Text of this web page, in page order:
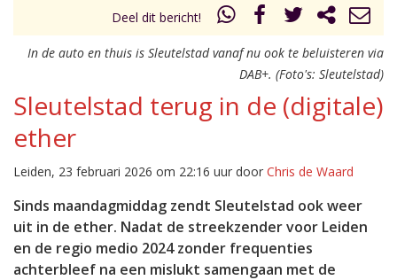
Deel dit bericht!
In de auto en thuis is Sleutelstad vanaf nu ook te beluisteren via
DAB+. (Foto's: Sleutelstad)
Sleutelstad terug in de (digitale)
ether
Leiden, 23 februari 2026 om 22:16 uur door Chris de Waard
Sinds maandagmiddag zendt Sleutelstad ook weer
uit in de ether. Nadat de streekzender voor Leiden
en de regio medio 2024 zonder frequenties
achterbleef na een mislukt samengaan met de